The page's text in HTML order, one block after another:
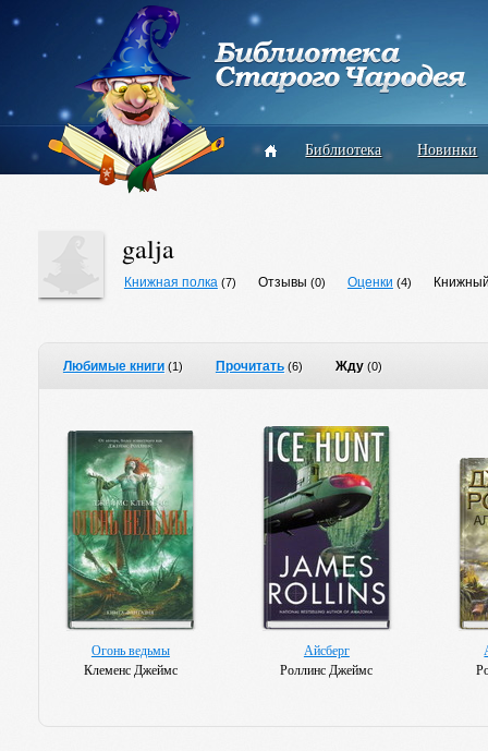
Библиотека Новинки
galja
Книжная полка (7) Отзывы (0) Оценки (4)
Любимые книги (1) Прочитать (6) Жду (0)
Огонь ведьмы
Клеменс Джеймс
Айсберг
Роллинс Джеймс